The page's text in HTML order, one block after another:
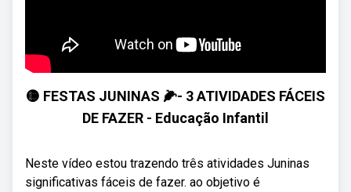
🟡 FESTAS JUNINAS 🌽- 3 ATIVIDADES FÁCEIS
DE FAZER - Educação Infantil
Neste vídeo estou trazendo três atividades Juninas
significativas fáceis de fazer. ao objetivo é